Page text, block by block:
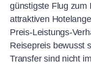
günstigste Flug zum
attraktiven
Preis-Leistungs-
Reisepreis bewusst
Transfer sind nicht